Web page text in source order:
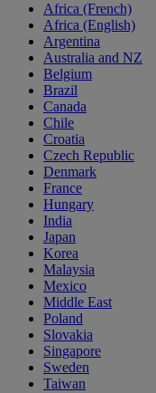
Africa (French)
Africa (English)
Argentina
Australia and NZ
Belgium
Brazil
Canada
Chile
Croatia
Czech Republic
Denmark
France
Hungary
India
Japan
Korea
Malaysia
Mexico
Middle East
Poland
Slovakia
Singapore
Sweden
Taiwan